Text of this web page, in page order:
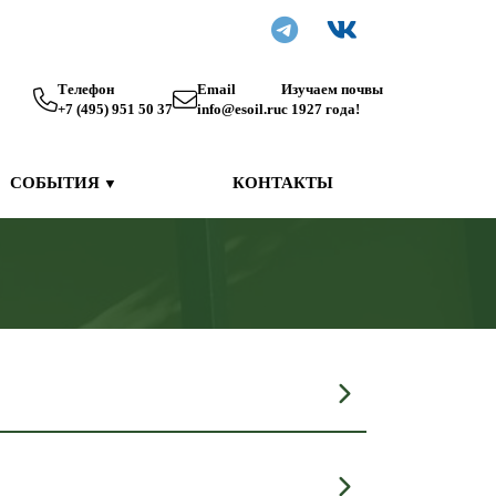
Телефон
+7 (495) 951 50 37
Email
info@esoil.ru
Изучаем почвы
с 1927 года!
СОБЫТИЯ ▼ КОНТАКТЫ